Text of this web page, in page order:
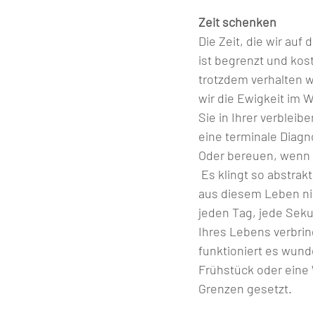
Zeit schenken
Die Zeit, die wir auf
ist begrenzt und
trotzdem verhalten
wir die Ewigkeit im
Sie in Ihrer
eine terminale
Oder bereuen,
Es klingt so
aus diesem Leben
jeden Tag, jede
Ihres Lebens
funktioniert es
Frühstück oder eine
Grenzen gesetzt.